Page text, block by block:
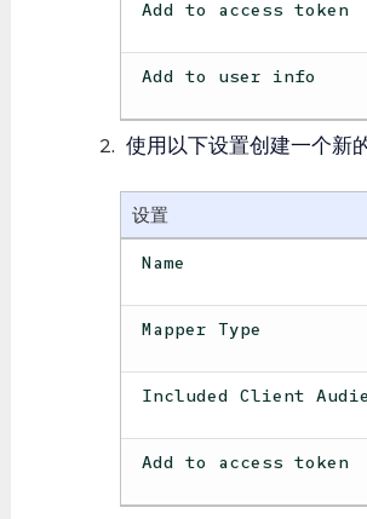
Add to access token
Add to user info
使用以下设置创建一个新
设置
Name
Mapper Type
Included Client
Add to access token